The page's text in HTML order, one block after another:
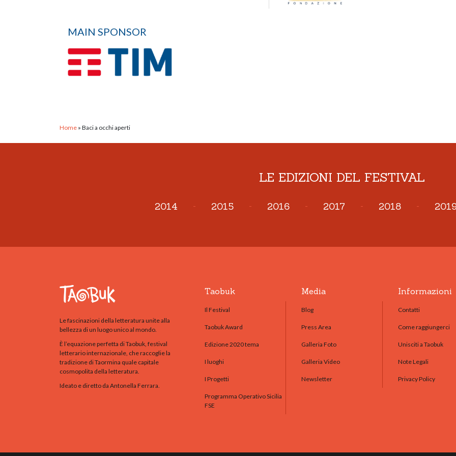
MAIN SPONSOR
Home » Baci a occhi aperti
LE EDIZIONI DEL FESTIVAL
2014 - 2015 - 2016 - 2017 - 2018 -
Le fascinazioni della letteratura unite alla
bellezza di un luogo unico al mondo.
È l’equazione perfetta di Taobuk, festival
letterario internazionale, che raccoglie la
tradizione di Taormina quale capitale
cosmopolita della letteratura.
Ideato e diretto da Antonella Ferrara.
Taobuk
Il Festival
Taobuk Award
Edizione 2020 tema
I luoghi
I Progetti
Programma Operativo Sicilia
FSE
Media
Blog
Press Area
Galleria Foto
Galleria Video
Newsletter
Informazioni
Contatti
Come raggiungerci
Unisciti a Taobuk
Note Legali
Privacy Policy